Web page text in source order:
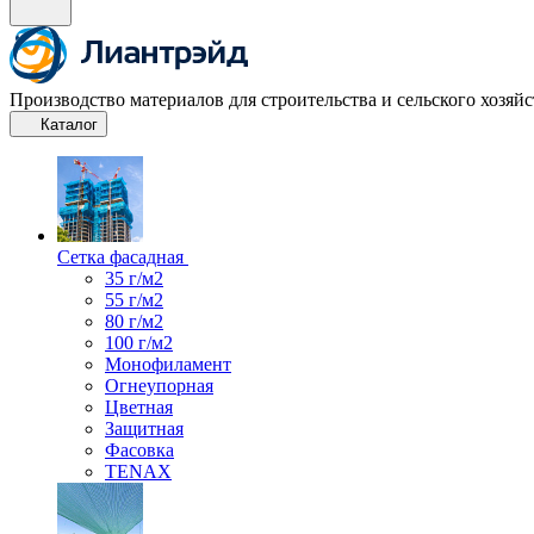
Производство материалов для строительства и сельского
Каталог
Сетка фасадная
35 г/м2
55 г/м2
80 г/м2
100 г/м2
Монофиламент
Огнеупорная
Цветная
Защитная
Фасовка
TENAX